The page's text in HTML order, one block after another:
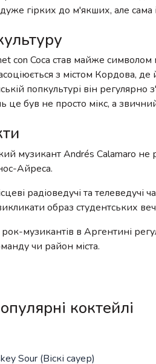
гірких до м'якших, але
con Coca став майже символом
з містом Кордова, де
попкультурі він регулярно
це був не просто мікс, а
музикант Andrés Calamaro не
Айреса.
радіоведучі та
образ студентських
рок-музикантів в Аргентині
чи район міста.
коктейлі
Sour (Віскі сауер)